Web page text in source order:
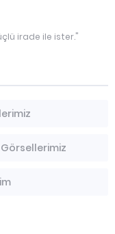
irade ile ister."